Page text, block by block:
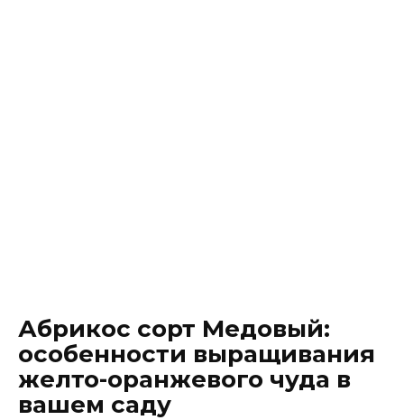
Абрикос сорт Медовый:
особенности выращивания
желто-оранжевого чуда в
вашем саду